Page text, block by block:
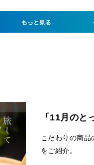
「11月のと
こだわりの商品
をご紹介。